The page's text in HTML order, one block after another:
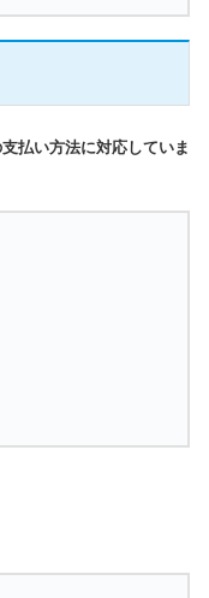
払い方法に対応していま